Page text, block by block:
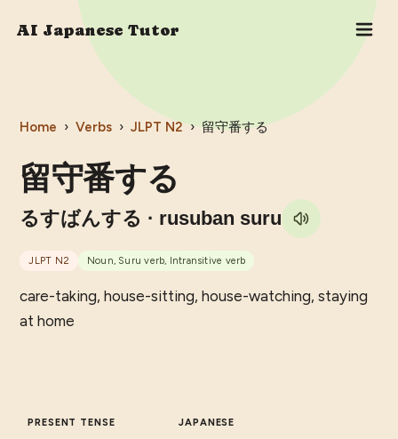
AI Japanese Tutor
Home › Verbs › JLPT N2 › 留守番する
留守番する
るすばんする · rusuban suru
JLPT N2 Noun, Suru verb, Intransitive verb
care-taking, house-sitting, house-watching, staying
at home
PRESENT TENSE JAPANESE